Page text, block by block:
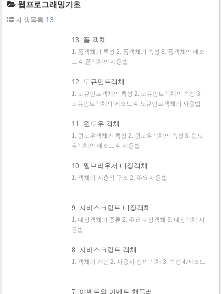
웹프로그래밍기초
재생목록 13
13. 폼 객체
1. 폼객체의 특성 2. 폼객체의 속성 3. 폼객체의 메소
드 4. 폼객체의 사용법
12. 도큐먼트객체
1. 도큐먼트객체의 특성 2. 도큐먼트객체의 속성 3.
도큐먼트객체의 메소드 4. 도큐먼트객체의 사용법
11. 윈도우 객체
1. 윈도우객체의 특성 2. 윈도우객체의 속성 3. 윈도
우객체의 메소드 4. 사용법
10. 웹브라우저 내장객체
1. 객체의 계층적 구조 2. 주요 사용법
9. 자바스크립트 내장객체
1. 내장객체의 종류 2. 주요 내장객체 3. 내장객체 사
용법
8. 자바스크립트 객체
1. 객체의 개념 2. 사용자 정의 객체 3. 속성 4.메소드
7. 이벤트와 이벤트 핸들러